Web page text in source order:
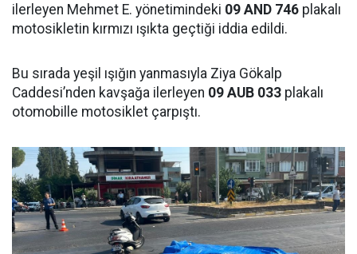
ilerleyen Mehmet E. yönetimindeki 09 AND 746 plakalı
motosikletin kırmızı ışıkta geçtiği iddia edildi.
Bu sırada yeşil ışığın yanmasıyla Ziya Gökalp
Caddesi’nden kavşağa ilerleyen 09 AUB 033 plakalı
otomobille motosiklet çarpıştı.